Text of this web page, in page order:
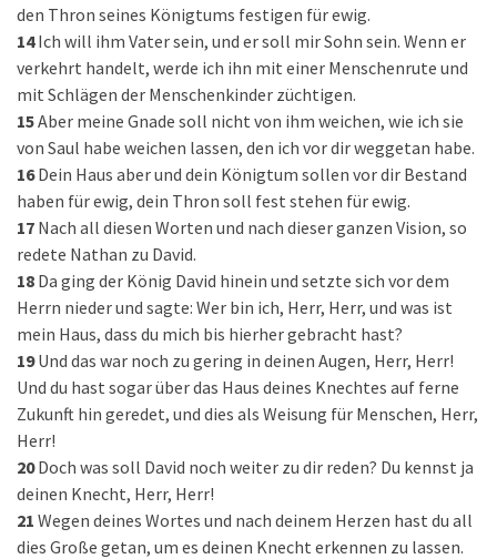
den Thron seines Königtums festigen für ewig.
14 Ich will ihm Vater sein, und er soll mir Sohn sein. Wenn er
verkehrt handelt, werde ich ihn mit einer Menschenrute und
mit Schlägen der Menschenkinder züchtigen.
15Aber meine Gnade soll nicht von ihm weichen, wie ich sie
von Saul habe weichen lassen, den ich vor dir weggetan habe.
16 Dein Haus aber und dein Königtum sollen vor dir Bestand
haben für ewig, dein Thron soll fest stehen für ewig.
17 Nach all diesen Worten und nach dieser ganzen Vision, so
redete Nathan zu David.
18 Da ging der König David hinein und setzte sich vor dem
Herrn nieder und sagte: Wer bin ich, Herr, Herr, und was ist
mein Haus, dass du mich bis hierher gebracht hast?
19 Und das war noch zu gering in deinen Augen, Herr, Herr!
Und du hast sogar über das Haus deines Knechtes auf ferne
Zukunft hin geredet, und dies als Weisung für Menschen, Herr,
Herr!
20 Doch was soll David noch weiter zu dir reden? Du kennst ja
deinen Knecht, Herr, Herr!
21 Wegen deines Wortes und nach deinem Herzen hast du all
dies Große getan, um es deinen Knecht erkennen zu lassen.